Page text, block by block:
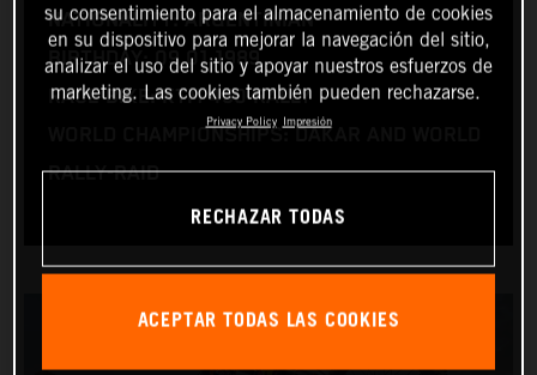
NATIONALITY: ARGENTINIAN
BIRTHDAY: 09.01.1989
RACE BIKE: KTM 450 RALLY
WORLD CHAMPIONSHIPS: DAKAR AND WORLD
RALLY-RAID
su consentimiento para el almacenamiento de cookies
en su dispositivo para mejorar la navegación del sitio,
analizar el uso del sitio y apoyar nuestros esfuerzos de
marketing. Las cookies también pueden rechazarse.
Privacy Policy Impresión
RECHAZAR TODAS
ACEPTAR TODAS LAS COOKIES